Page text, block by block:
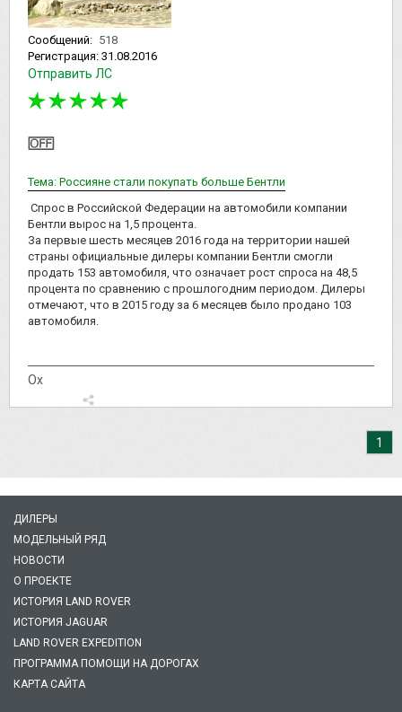
Сообщений: 518
Регистрация: 31.08.2016
Отправить ЛС
Тема: Россияне стали покупать больше Бентли
Спрос в Российской Федерации на автомобили компании
Бентли вырос на 1,5 процента.
За первые шесть месяцев 2016 года на территории нашей
страны официальные дилеры компании Бентли смогли
продать 153 автомобиля, что означает рост спроса на 48,5
процента по сравнению с прошлогодним периодом. Дилеры
отмечают, что в 2015 году за 6 месяцев было продано 103
автомобиля.
Ох
1
ДИЛЕРЫ
МОДЕЛЬНЫЙ РЯД
НОВОСТИ
О ПРОЕКТЕ
ИСТОРИЯ LAND ROVER
ИСТОРИЯ JAGUAR
LAND ROVER EXPEDITION
ПРОГРАММА ПОМОЩИ НА ДОРОГАХ
КАРТА САЙТА